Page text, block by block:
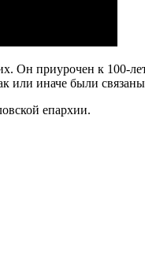
приурочен к 100-
или иначе были
епархии.